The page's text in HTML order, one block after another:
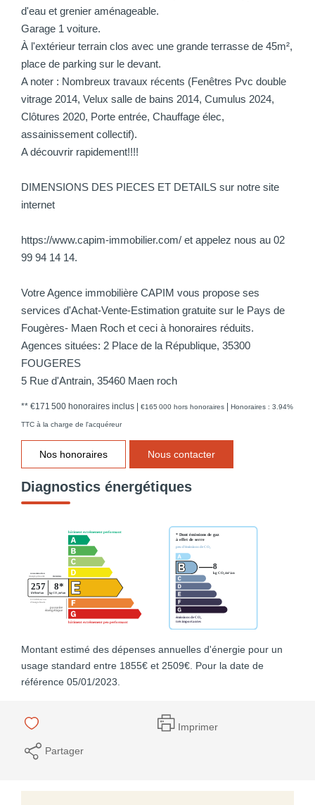
d'eau et grenier aménageable.
Garage 1 voiture.
À l'extérieur terrain clos avec une grande terrasse de 45m²,
place de parking sur le devant.
A noter : Nombreux travaux récents (Fenêtres Pvc double
vitrage 2014, Velux salle de bains 2014, Cumulus 2024,
Clôtures 2020, Porte entrée, Chauffage élec,
assainissement collectif).
A découvrir rapidement!!!!
DIMENSIONS DES PIECES ET DETAILS sur notre site
internet
https://www.capim-immobilier.com/ et appelez nous au 02
99 94 14 14.
Votre Agence immobilière CAPIM vous propose ses
services d'Achat-Vente-Estimation gratuite sur le Pays de
Fougères- Maen Roch et ceci à honoraires réduits.
Agences situées: 2 Place de la République, 35300
FOUGERES
5 Rue d'Antrain, 35460 Maen roch
** €171 500 honoraires inclus | €165 000 hors honoraires | Honoraires : 3.94%
TTC à la charge de l'acquéreur
Nos honoraires Nous contacter
Diagnostics énergétiques
Montant estimé des dépenses annuelles d'énergie pour un
usage standard entre 1855€ et 2509€. Pour la date de
référence 05/01/2023.
Imprimer
Partager